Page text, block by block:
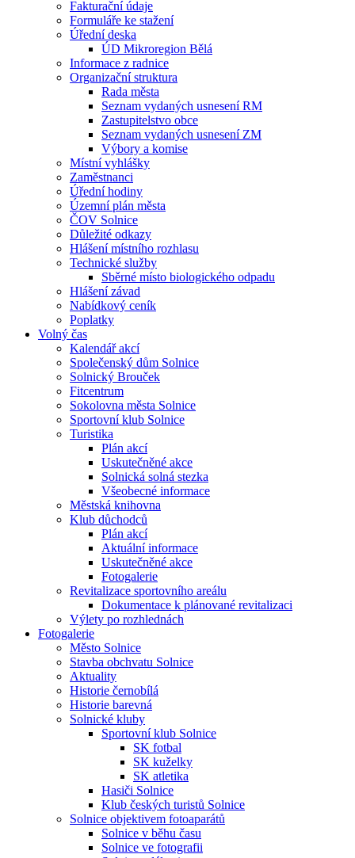
Fakturační údaje
Formuláře ke stažení
Úřední deska
ÚD Mikroregion Bělá
Informace z radnice
Organizační struktura
Rada města
Seznam vydaných usnesení RM
Zastupitelstvo obce
Seznam vydaných usnesení ZM
Výbory a komise
Místní vyhlášky
Zaměstnanci
Úřední hodiny
Územní plán města
ČOV Solnice
Důležité odkazy
Hlášení místního rozhlasu
Technické služby
Sběrné místo biologického odpadu
Hlášení závad
Nabídkový ceník
Poplatky
Volný čas
Kalendář akcí
Společenský dům Solnice
Solnický Brouček
Fitcentrum
Sokolovna města Solnice
Sportovní klub Solnice
Turistika
Plán akcí
Uskutečněné akce
Solnická solná stezka
Všeobecné informace
Městská knihovna
Klub důchodců
Plán akcí
Aktuální informace
Uskutečněné akce
Fotogalerie
Revitalizace sportovního areálu
Dokumentace k plánované revitalizaci
Výlety po rozhlednách
Fotogalerie
Město Solnice
Stavba obchvatu Solnice
Aktuality
Historie černobílá
Historie barevná
Solnické kluby
Sportovní klub Solnice
SK fotbal
SK kuželky
SK atletika
Hasiči Solnice
Klub českých turistů Solnice
Solnice objektivem fotoaparátů
Solnice v běhu času
Solnice ve fotografii